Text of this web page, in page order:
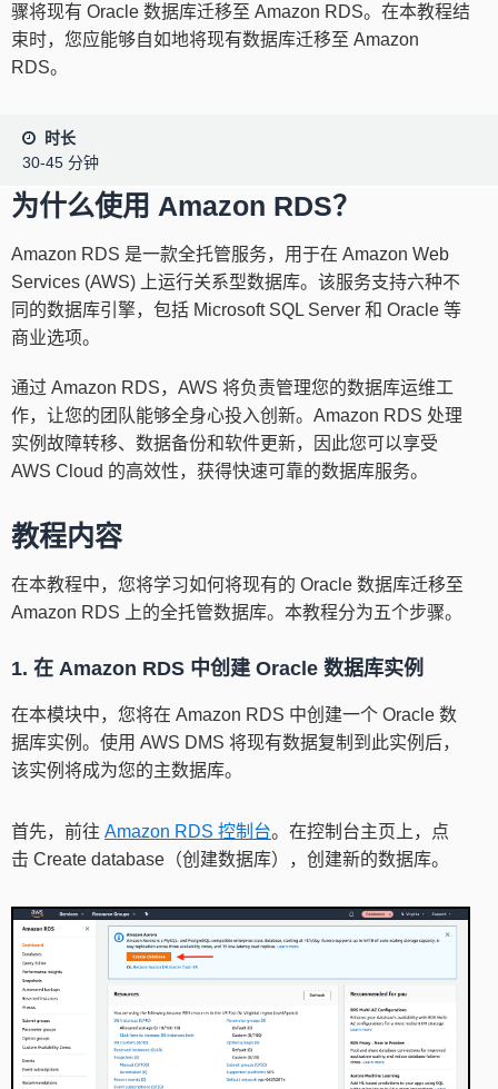
骤将现有 Oracle 数据库迁移至 Amazon RDS。在本教程结
束时，您应能够自如地将现有数据库迁移至 Amazon
RDS。
时长
30-45 分钟
为什么使用 Amazon RDS？
Amazon RDS 是一款全托管服务，用于在 Amazon Web
Services (AWS) 上运行关系型数据库。该服务支持六种不
同的数据库引擎，包括 Microsoft SQL Server 和 Oracle 等
商业选项。
通过 Amazon RDS，AWS 将负责管理您的数据库运维工
作，让您的团队能够全身心投入创新。Amazon RDS 处理
实例故障转移、数据备份和软件更新，因此您可以享受
AWS Cloud 的高效性，获得快速可靠的数据库服务。
教程内容
在本教程中，您将学习如何将现有的 Oracle 数据库迁移至
Amazon RDS 上的全托管数据库。本教程分为五个步骤。
1. 在 Amazon RDS 中创建 Oracle 数据库实例
在本模块中，您将在 Amazon RDS 中创建一个 Oracle 数
据库实例。使用 AWS DMS 将现有数据复制到此实例后，
该实例将成为您的主数据库。
首先，前往 Amazon RDS 控制台。在控制台主页上，点
击 Create database（创建数据库），创建新的数据库。